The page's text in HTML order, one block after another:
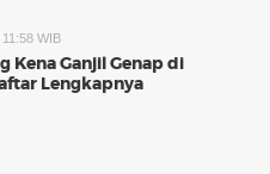
WIB
Kena Ganjil Genap di
Lengkapnya